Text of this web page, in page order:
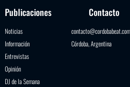
Publicaciones
Noticias
Información
Entrevistas
Opinión
DJ de la Semana
Contacto
contacto@cordobabeat.com
Córdoba, Argentina